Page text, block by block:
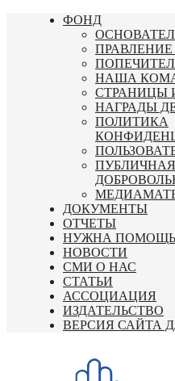
Перейти
ФОНД
НАША
СТРАНИЦЫ
НАГРАДЫ
ПОЛИТИКА
ДОКУМЕНТЫ
ОТЧЕТЫ
НУЖНА
НОВОСТИ
СМИ О НАС
СТАТЬИ
АССОЦИАЦИЯ
ИЗДАТЕЛЬСТВО
ВЕРСИЯ САЙТА